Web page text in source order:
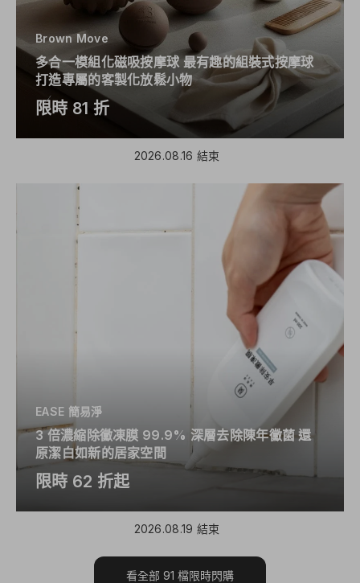
Brown Move
多合一模組化磁吸按摩球 最有趣的組裝式按摩球
打造專屬的客製化放鬆小物
限時 81 折
2026.08.16 結束
EASE 簡易淨
3 倍濃縮除黴凍膜 99.9% 深層去除陳年黴菌 還
原潔白如新的居家空間
限時 62 折起
2026.08.19 結束
看全部 91 檔限時閃購